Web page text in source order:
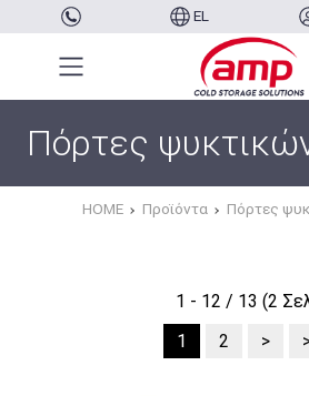
EL
Πόρτες
HOME Προϊόντα Πόρτες
1 - 12 / 13 (2
1
2 >